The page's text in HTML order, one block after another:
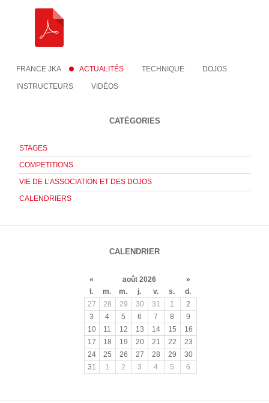
FRANCE JKA ACTUALITÉS TECHNIQUE DOJOS
INSTRUCTEURS VIDÉOS
CATÉGORIES
STAGES
COMPETITIONS
VIE DE L’ASSOCIATION ET DES DOJOS
CALENDRIERS
CALENDRIER
« août 2026
»
l.
m. m. j. v. s.
d.
27
28 29 30 31 1
2
3
4 5 6 7 8
9
10
11 12 13 14 15
16
17
18 19 20 21 22
23
24
25 26 27 28 29
30
31
1 2 3 4 5 6